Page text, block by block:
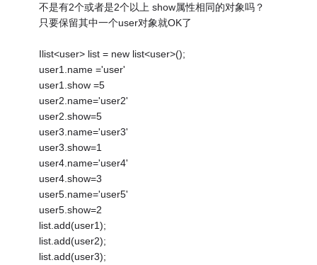
不是有2个或者是2个以上 show属性相同的对象吗？
只要保留其中一个user对象就OK了
Ilist<user> list = new list<user>();
user1.name ='user'
user1.show =5
user2.name='user2'
user2.show=5
user3.name='user3'
user3.show=1
user4.name='user4'
user4.show=3
user5.name='user5'
user5.show=2
list.add(user1);
list.add(user2);
list.add(user3);